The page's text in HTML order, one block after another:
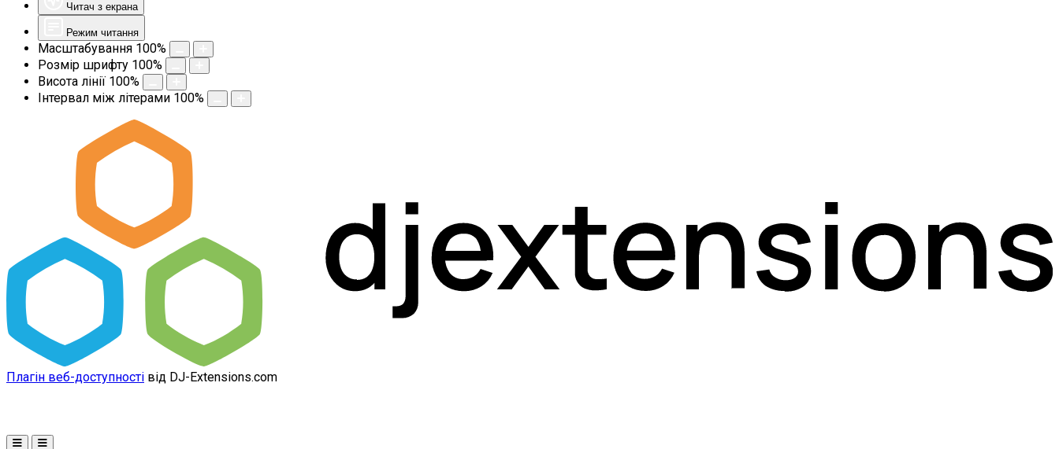
Читач з екрана
Режим читання
Масштабування 100%
Розмір шрифту 100%
Висота лінії 100%
Інтервал між літерами 100%
Плагін веб-доступності від DJ-Extensions.com